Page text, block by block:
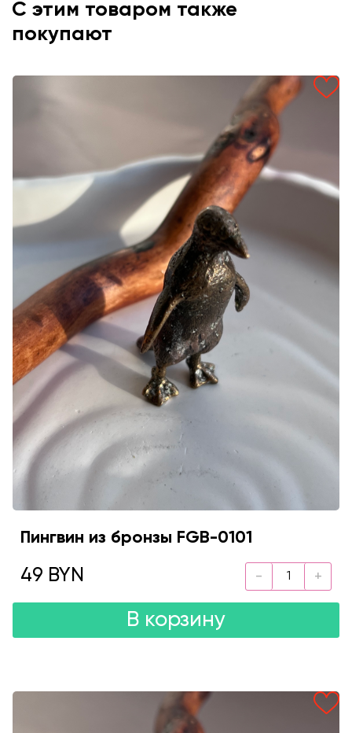
С этим товаром также
покупают
Пингвин из бронзы FGB-0101
49 BYN
В корзину